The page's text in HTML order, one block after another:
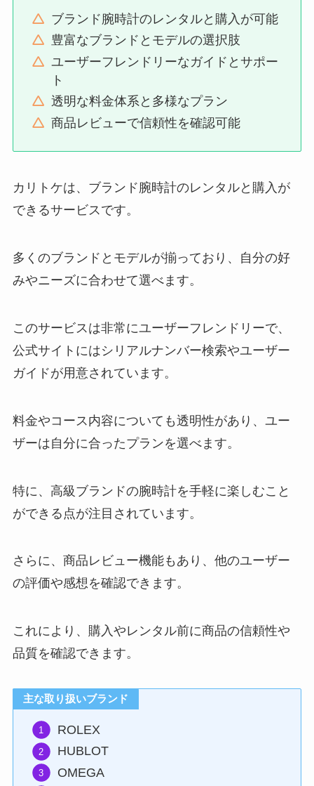
ブランド腕時計のレンタルと購入が可能
豊富なブランドとモデルの選択肢
ユーザーフレンドリーなガイドとサポー
ト
透明な料金体系と多様なプラン
商品レビューで信頼性を確認可能
カリトケは、ブランド腕時計のレンタルと購入が
できるサービスです。
多くのブランドとモデルが揃っており、自分の好
みやニーズに合わせて選べます。
このサービスは非常にユーザーフレンドリーで、
公式サイトにはシリアルナンバー検索やユーザー
ガイドが用意されています。
料金やコース内容についても透明性があり、ユー
ザーは自分に合ったプランを選べます。
特に、高級ブランドの腕時計を手軽に楽しむこと
ができる点が注目されています。
さらに、商品レビュー機能もあり、他のユーザー
の評価や感想を確認できます。
これにより、購入やレンタル前に商品の信頼性や
品質を確認できます。
主な取り扱いブランド
ROLEX
HUBLOT
OMEGA